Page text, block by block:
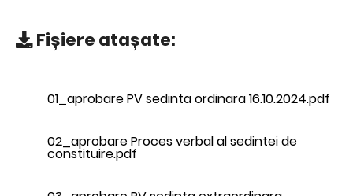
Fișiere atașate:
01_aprobare PV sedinta ordinara 16.10.2024.pdf
02_aprobare Proces verbal al sedintei de
constituire.pdf